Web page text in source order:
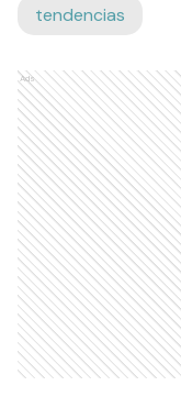
tendencias
Ads